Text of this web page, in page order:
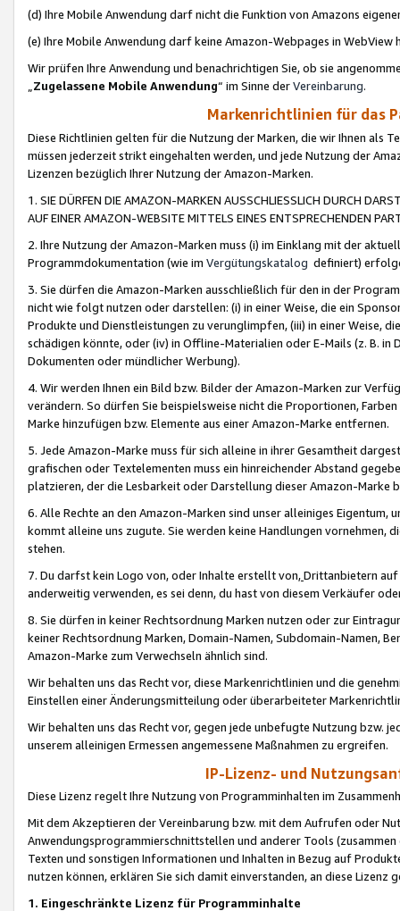
(d) Ihre Mobile Anwendung darf nicht die Funktion von Amazons
(e) Ihre Mobile Anwendung darf keine Amazon-Webpages in WebView
Wir prüfen Ihre Anwendung und benachrichtigen Sie, ob sie
„Zugelassene Mobile Anwendung“ im Sinne derVereinbarung.
Markenrichtlinien für das
Diese Richtlinien gelten für die Nutzung der Marken, die wir Ihnen als
müssen jederzeit strikt eingehalten werden, und jede Nutzung der
Lizenzen bezüglich Ihrer Nutzung der Amazon-Marken.
1. SIE DÜRFEN DIE AMAZON-MARKEN AUSSCHLIESSLICH DURCH
AUF EINER AMAZON-WEBSITE MITTELS EINES ENTSPRECHENDEN
2. Ihre Nutzung der Amazon-Marken muss (i) im Einklang mit der
Programmdokumentation (wie im Vergütungskatalog definiert)
3. Sie dürfen die Amazon-Marken ausschließlich für den in der
nicht wie folgt nutzen oder darstellen: (i) in einer Weise, die ein
Produkte und Dienstleistungen zu verunglimpfen, (iii) in einer Weise,
schädigen könnte, oder (iv) in Offline-Materialien oder E-Mails (z. B. in
Dokumenten oder mündlicher Werbung).
4. Wir werden Ihnen ein Bild bzw. Bilder der Amazon-Marken zur
verändern. So dürfen Sie beispielsweise nicht die Proportionen,
Marke hinzufügen bzw. Elemente aus einer Amazon-Marke entfernen.
5. Jede Amazon-Marke muss für sich alleine in ihrer Gesamtheit
grafischen oder Textelementen muss ein hinreichender Abstand
platzieren, der die Lesbarkeit oder Darstellung dieser Amazon-Marke
6. Alle Rechte an den Amazon-Marken sind unser alleiniges
kommt alleine uns zugute. Sie werden keine Handlungen vornehmen,
stehen.
7. Du darfst kein Logo von, oder Inhalte erstellt von,Drittanbietern auf
anderweitig verwenden, es sei denn, du hast von diesem Verkäufer
8. Sie dürfen in keiner Rechtsordnung Marken nutzen oder zur
keiner Rechtsordnung Marken, Domain-Namen, Subdomain-Namen,
Amazon-Marke zum Verwechseln ähnlich sind.
Wir behalten uns das Recht vor, diese Markenrichtlinien und die
Einstellen einer Änderungsmitteilung oder überarbeiteter
Wir behalten uns das Recht vor, gegen jede unbefugte Nutzung bzw.
unserem alleinigen Ermessen angemessene Maßnahmen zu ergreifen.
IP-Lizenz- und
Diese Lizenz regelt Ihre Nutzung von Programminhalten im
Mit dem Akzeptieren der Vereinbarung bzw. mit dem Aufrufen oder
Anwendungsprogrammierschnittstellen und anderer Tools (zusammen
Texten und sonstigen Informationen und Inhalten in Bezug auf
nutzen können, erklären Sie sich damit einverstanden, an diese Lizenz
1. Eingeschränkte Lizenz für Programminhalte